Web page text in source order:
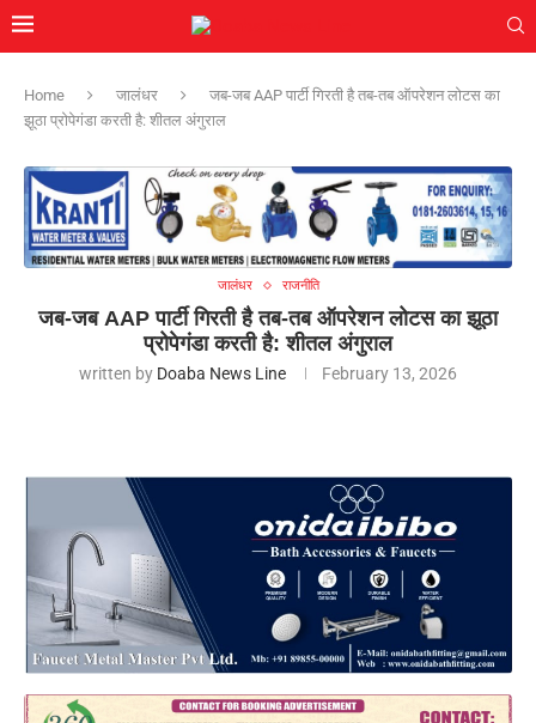
Home जालंधर
जब-जब AAP पार्टी गिरती है तब-तब ऑपरेशन लोटस का
झूठा प्रोपेगंडा करती है: शीतल अंगुराल
जालंधर राजनीति
जब-जब AAP पार्टी गिरती है तब-तब ऑपरेशन लोटस का झूठा
प्रोपेगंडा करती है: शीतल अंगुराल
written by Doaba News Line February 13, 2026